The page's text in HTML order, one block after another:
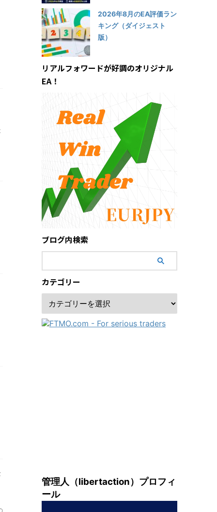
2026年8月のEA評価ラン
キング（ダイジェスト
版）
リアルフォワードが好調のオリジナル
EA！
ブログ内検索
カテゴリー
管理人（libertaction）プロフィ
ール